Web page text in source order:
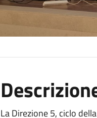
La Direzione 5, ciclo